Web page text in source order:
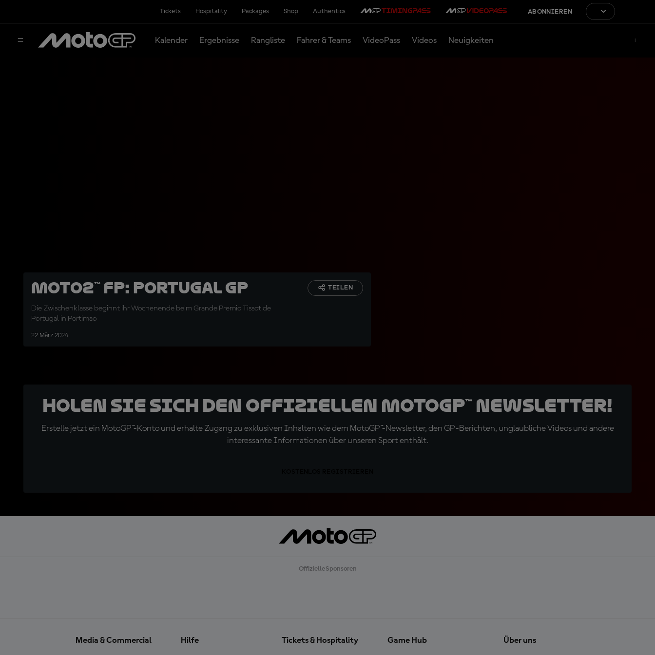
Tickets Hospitality Packages Shop Authentics ABONNIEREN
Kalender Ergebnisse Rangliste Fahrer & Teams VideoPass Videos Neuigkeiten
Moto2™ FP: Portugal GP
Die Zwischenklasse beginnt ihr Wochenende beim Grande Premio Tissot de
Portugal in Portimao
22 März 2024
TEILEN
Holen Sie sich den offiziellen MotoGP™ Newsletter!
Erstelle jetzt ein MotoGP™-Konto und erhalte Zugang zu exklusiven Inhalten wie dem MotoGP™-Newsletter, den GP-Berichten, unglaubliche Videos und andere
interessante Informationen über unseren Sport enthält.
Offizielle Sponsoren
Media & Commercial Hilfe Tickets & Hospitality Game Hub Über uns